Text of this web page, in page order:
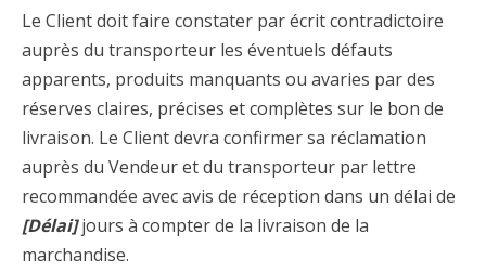
Le Client doit faire constater par écrit contradictoire
auprès du transporteur les éventuels défauts
apparents, produits manquants ou avaries par des
réserves claires, précises et complètes sur le bon de
livraison. Le Client devra confirmer sa réclamation
auprès du Vendeur et du transporteur par lettre
recommandée avec avis de réception dans un délai de
[Délai]jours à compter de la livraison de la
marchandise.